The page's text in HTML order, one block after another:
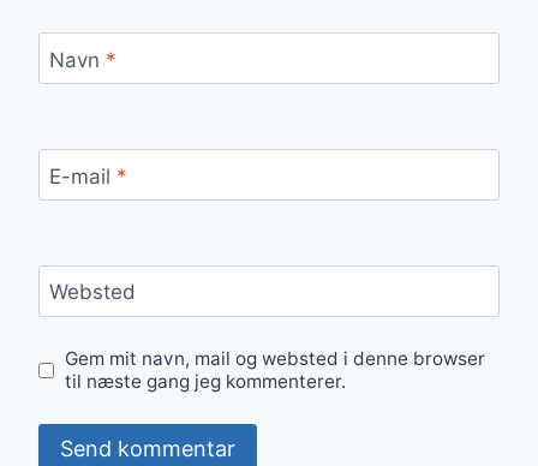
Navn *
E-mail *
Websted
Gem mit navn, mail og websted i denne browser
til næste gang jeg kommenterer.